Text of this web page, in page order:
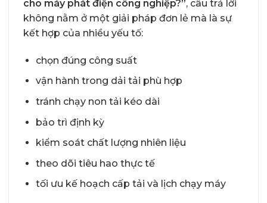
cho máy phát điện công nghiệp?”, câu trả lời
không nằm ở một giải pháp đơn lẻ mà là sự
kết hợp của nhiều yếu tố:
chọn đúng công suất
vận hành trong dải tải phù hợp
tránh chạy non tải kéo dài
bảo trì định kỳ
kiểm soát chất lượng nhiên liệu
theo dõi tiêu hao thực tế
tối ưu kế hoạch cấp tải và lịch chạy máy